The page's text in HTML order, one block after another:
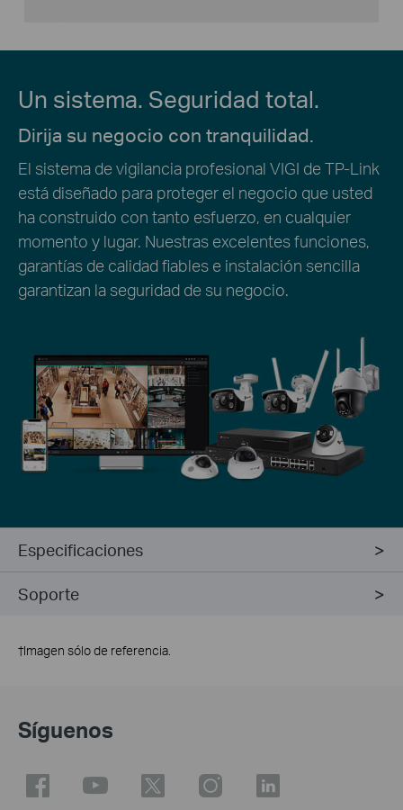
Un sistema. Seguridad total.
Dirija su negocio con tranquilidad.
El sistema de vigilancia profesional VIGI de TP-Link
está diseñado para proteger el negocio que usted
ha construido con tanto esfuerzo, en cualquier
momento y lugar. Nuestras excelentes funciones,
garantías de calidad fiables e instalación sencilla
garantizan la seguridad de su negocio.
Especificaciones
Soporte
†Imagen sólo de referencia.
Síguenos